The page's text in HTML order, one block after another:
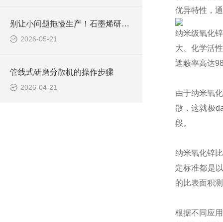
别让小问题拖慢生产！石墨烯研磨分散机常见问题，破解攻略来了
2026-05-21
管线式研磨分散机的操作步骤
2026-04-21
优异特性，
纳米级氧化
大、化学活
遮蔽率高达
由于纳米氧
散，这就极
段。
纳米氧化锌
定标准都是
的比表面积
根据不同应